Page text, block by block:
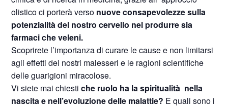
olistico ci porterà verso nuove consapevolezze sulla
potenzialità del nostro cervello nel produrre sia
farmaci che veleni.
Scoprirete l’importanza di curare le cause e non limitarsi
agli effetti dei nostri malesseri e le ragioni scientifiche
delle guarigioni miracolose.
Vi siete mai chiestiche ruolo ha la spiritualità nella
nascita e nell’evoluzione delle malattie? E quali sono i